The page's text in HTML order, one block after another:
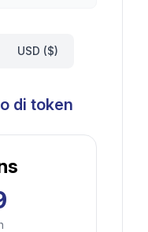
USD ($)
di token